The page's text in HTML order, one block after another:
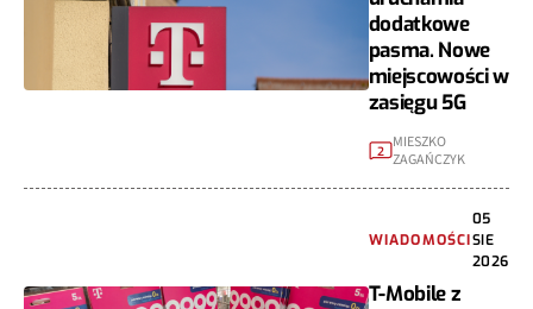
dodatkowe
pasma. Nowe
miejscowości w
zasięgu 5G
2 MIESZKO
ZAGAŃCZYK
WIADOMOŚCI
05
SIE
2026
T-Mobile z